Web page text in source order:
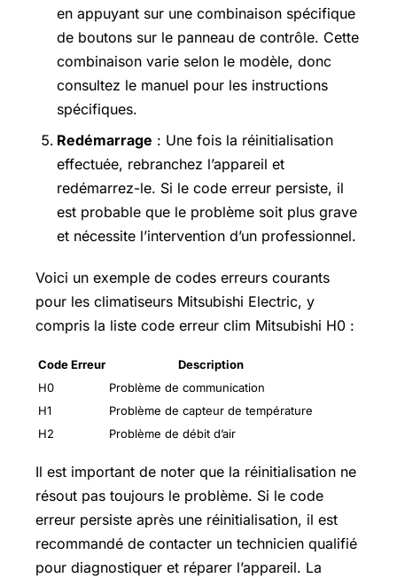
en appuyant sur une combinaison spécifique
de boutons sur le panneau de contrôle. Cette
combinaison varie selon le modèle, donc
consultez le manuel pour les instructions
spécifiques.
Redémarrage : Une fois la réinitialisation
effectuée, rebranchez l’appareil et
redémarrez-le. Si le code erreur persiste, il
est probable que le problème soit plus grave
et nécessite l’intervention d’un professionnel.
Voici un exemple de codes erreurs courants
pour les climatiseurs Mitsubishi Electric, y
compris la liste code erreur clim Mitsubishi H0 :
Code Erreur
Description
H0
Problème de communication
H1
Problème de capteur de température
H2
Problème de débit d’air
Il est important de noter que la réinitialisation ne
résout pas toujours le problème. Si le code
erreur persiste après une réinitialisation, il est
recommandé de contacter un technicien qualifié
pour diagnostiquer et réparer l’appareil. La